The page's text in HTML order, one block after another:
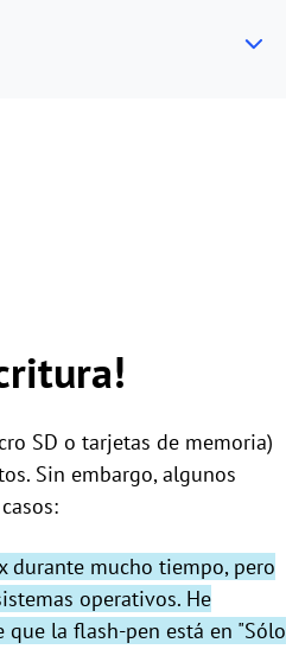
SD o tarjetas de memoria)
Sin embargo, algunos
durante mucho tiempo, pero
operativos. He
la flash-pen está en "Sólo